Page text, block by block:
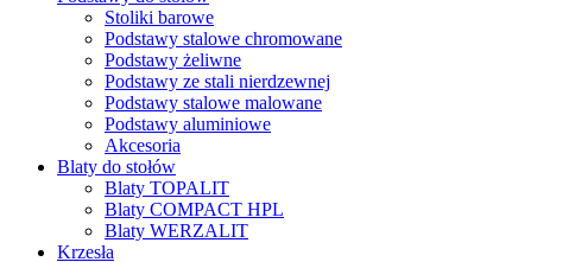
Stoliki barowe
Podstawy stalowe chromowane
Podstawy żeliwne
Podstawy ze stali nierdzewnej
Podstawy stalowe malowane
Podstawy aluminiowe
Akcesoria
Blaty do stołów
Blaty TOPALIT
Blaty COMPACT HPL
Blaty WERZALIT
Krzesła